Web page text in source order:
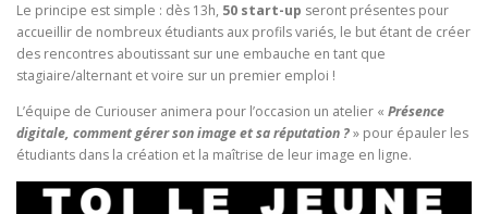
Le principe est simple : dès 13h, 50 start-up seront présentes pour
accueillir de nombreux étudiants aux profils variés, le but étant de créer
des rencontres aboutissant sur une embauche en tant que
stagiaire/alternant et voire sur un premier emploi !
L’équipe de Curiouser animera pour l’occasion un atelier « Présence
digitale, comment gérer son image et sa réputation ?» pour épauler les
étudiants dans la création et la maîtrise de leur image en ligne.